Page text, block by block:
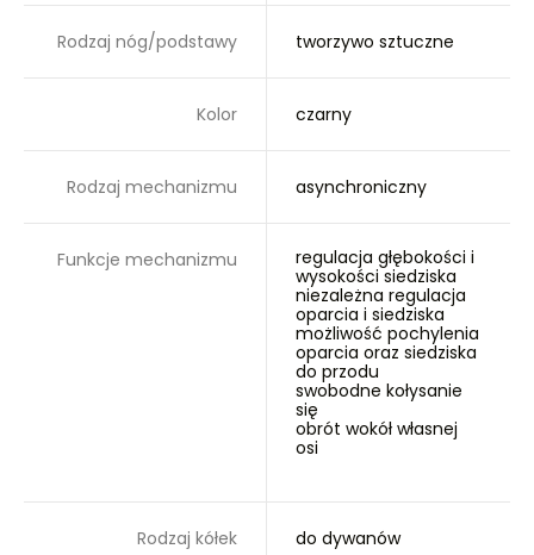
Rodzaj nóg/podstawy tworzywo sztuczne
Kolor czarny
Rodzaj mechanizmu asynchroniczny
Funkcje mechanizmu
regulacja głębokości i
wysokości siedziska
niezależna regulacja
oparcia i siedziska
możliwość pochylenia
oparcia oraz siedziska
do przodu
swobodne kołysanie
się
obrót wokół własnej
osi
Rodzaj kółek do dywanów